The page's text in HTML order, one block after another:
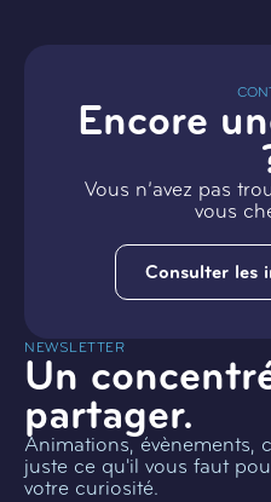
Encore
Vous n’avez pas
vous
Consulter les
NEWSLETTER
Un
partager.
Animations, évènements,
juste ce qu'il vous faut
votre curiosité.